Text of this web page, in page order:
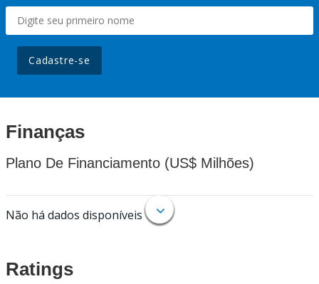
Cadastre-se
Finanças
Plano De Financiamento (US$ Milhões)
Não há dados disponíveis
Ratings